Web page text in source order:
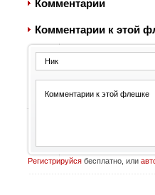
Комментарии
Комментарии к этой
Регистрируйсябесплатно, или